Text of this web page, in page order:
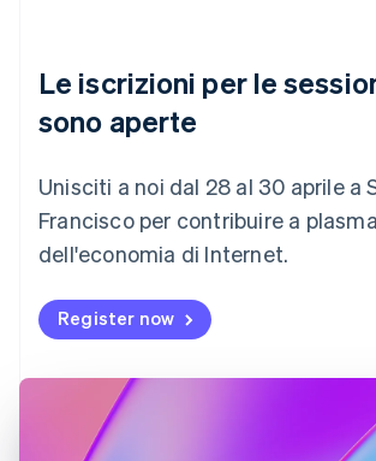
Le iscrizioni per le
sono aperte
Unisciti a noi dal 28 al 30 aprile a
Francisco per contribuire a
dell'economia di Internet.
Register now
Croazia
Italiano
Danimarca
Emirati Arabi Uniti
Estonia
English
EnglishSvenska
Francia
Germania
Deutsch
Giappone